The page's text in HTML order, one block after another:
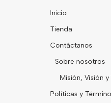
Inicio
Tienda
Contáctanos
Sobre nosotros
Misión, Visión y
Políticas y